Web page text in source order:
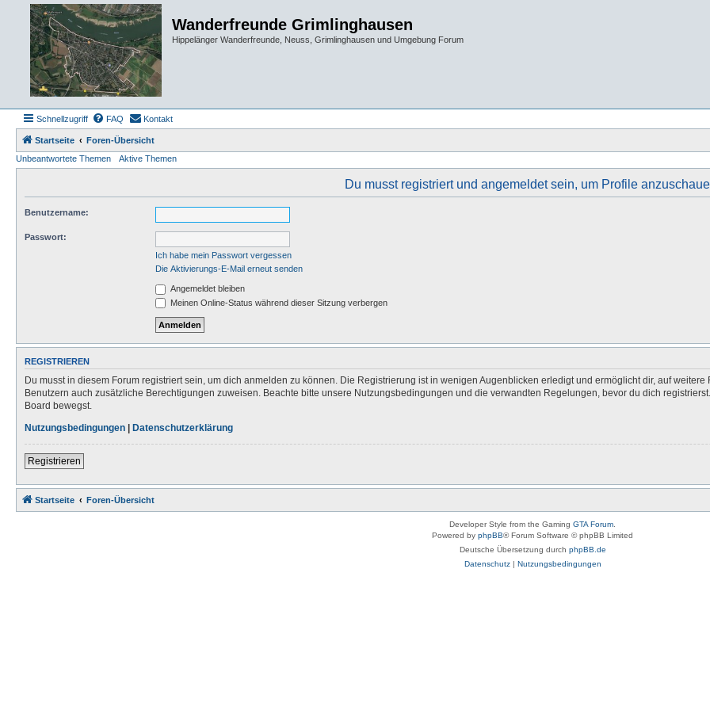
Wanderfreunde Grimlinghausen
Hippelänger Wanderfreunde, Neuss, Grimlinghausen und Umgebung Forum
Schnellzugriff FAQ Kontakt
Startseite
Foren-Übersicht
Unbeantwortete Themen
Aktive Themen
Du musst registriert und angemeldet sein, um Profile
Benutzername:
Passwort:
Ich habe mein Passwort vergessen
Die Aktivierungs-E-Mail erneut senden
Angemeldet bleiben
Meinen Online-Status während dieser Sitzung verbergen
REGISTRIEREN
Du musst in diesem Forum registriert sein, um dich anmelden zu können. Die Registrierung ist in wenigen Augenblicken erledigt und ermöglicht dir, auf
Benutzern auch zusätzliche Berechtigungen zuweisen. Beachte bitte unsere Nutzungsbedingungen und die verwandten Regelungen, bevor du dich
Board bewegst.
Nutzungsbedingungen | Datenschutzerklärung
Registrieren
Startseite Foren-Übersicht
Developer Style from the Gaming GTA Forum
Powered by phpBB® Forum Software © phpBB Limited
Deutsche Übersetzung durch phpBB.de
Datenschutz| Nutzungsbedingungen